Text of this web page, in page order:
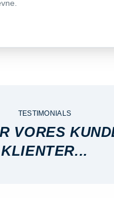
TESTIMONIALS
VORES
KLIENTER...